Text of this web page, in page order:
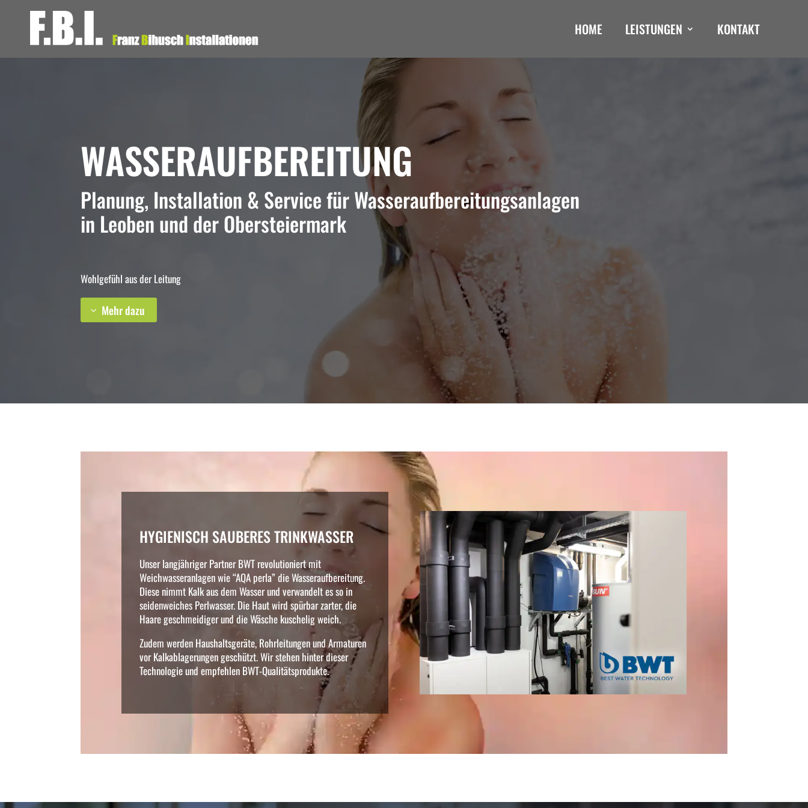
HOME LEISTUNGEN KONTAKT
WASSERAUFBEREITUNG
Planung, Installation & Service für Wasseraufbereitungsanlagen
in Leoben und der Obersteiermark
Wohlgefühl aus der Leitung
Mehr dazu
HYGIENISCH SAUBERES TRINKWASSER
Unser langjähriger Partner BWT revolutioniert mit
Weichwasseranlagen wie “AQA perla” die Wasseraufbereitung.
Diese nimmt Kalk aus dem Wasser und verwandelt es so in
seidenweiches Perlwasser. Die Haut wird spürbar zarter, die
Haare geschmeidiger und die Wäsche kuschelig weich.
Zudem werden Haushaltsgeräte, Rohrleitungen und Armaturen
vor Kalkablagerungen geschützt. Wir stehen hinter dieser
Technologie und empfehlen BWT-Qualitätsprodukte.